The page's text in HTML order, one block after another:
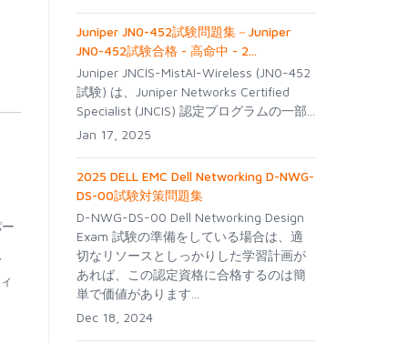
Juniper JN0-452試験問題集－Juniper
JN0-452試験合格 - 高命中 - 2...
Juniper JNCIS-MistAI-Wireless (JN0-452
試験) は、Juniper Networks Certified
Specialist (JNCIS) 認定プログラムの一部...
Jan 17, 2025
2025 DELL EMC Dell Networking D-NWG-
DS-00試験対策問題集
D-NWG-DS-00 Dell Networking Design
Exam 試験の準備をしている場合は、適
切なリソースとしっかりした学習計画が
あれば、この認定資格に合格するのは簡
単で価値があります...
Dec 18, 2024